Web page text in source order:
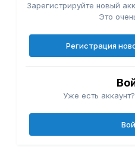
Зарегистрируйте новый
Это
Регистрация
Уже есть